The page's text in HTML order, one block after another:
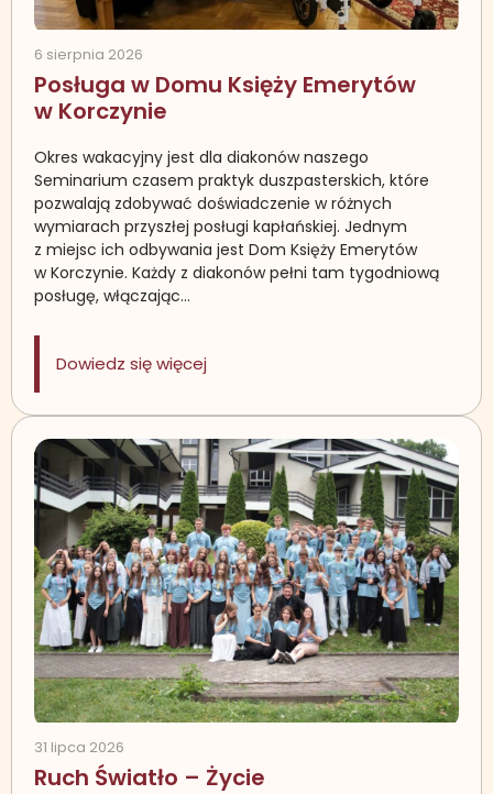
6 sierpnia 2026
Posługa w Domu Księży Emerytów
w Korczynie
Okres wakacyjny jest dla diakonów naszego
Seminarium czasem praktyk duszpasterskich, które
pozwalają zdobywać doświadczenie w różnych
wymiarach przyszłej posługi kapłańskiej. Jednym
z miejsc ich odbywania jest Dom Księży Emerytów
w Korczynie. Każdy z diakonów pełni tam tygodniową
posługę, włączając…
Dowiedz się więcej: Posługa w Domu Księży
31 lipca 2026
Ruch Światło – Życie